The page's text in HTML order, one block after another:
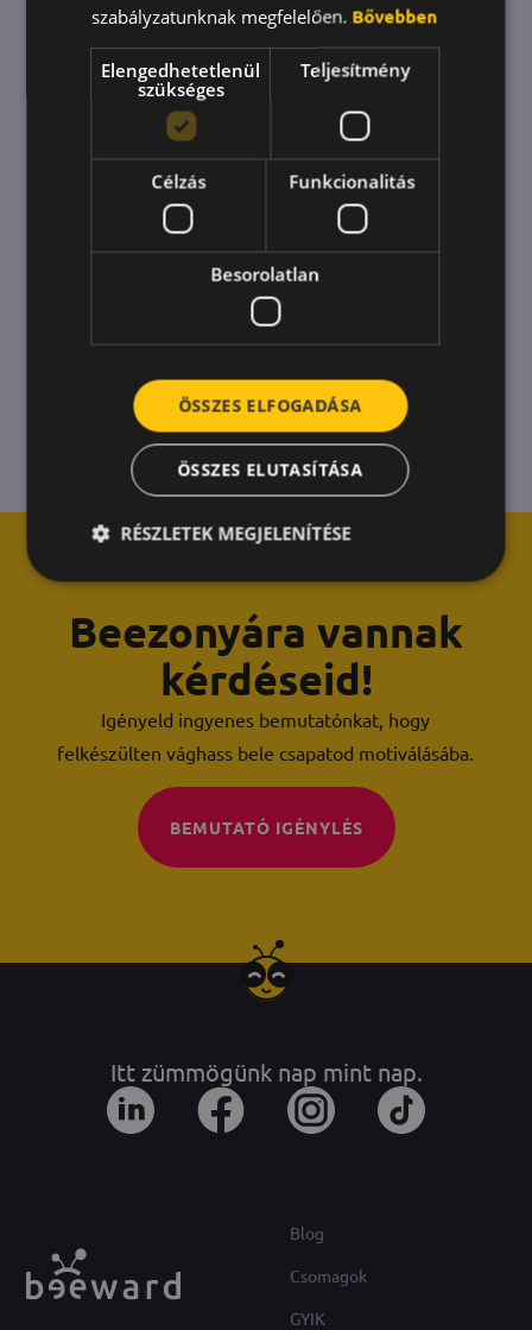
Beezonyára vannak
kérdéseid!
Igényeld ingyenes bemutatónkat, hogy
felkészülten vághass bele csapatod motiválásába.
BEMUTATÓ IGÉNYLÉS
Itt zümmögünk nap mint nap.
Blog
Csomagok
GYIK
szabályzatunknak megfelelően. Bővebben
Elengedhetetlenül
szükséges
Teljesítmény
Célzás Funkcionalitás
Besorolatlan
ÖSSZES ELFOGADÁSA
ÖSSZES ELUTASÍTÁSA
RÉSZLETEK MEGJELENÍTÉSE